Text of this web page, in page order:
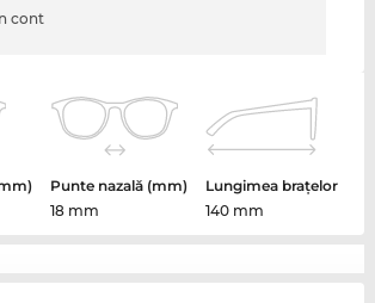
cont
Punte nazală (mm)
18 mm
Lungimea brațelor
140 mm